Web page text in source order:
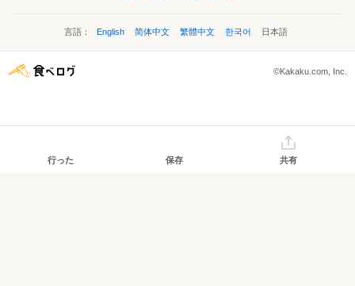
言語： English 简体中文 繁體中文 한국어 日本語
©Kakaku.com, Inc.
行った 保存 共有